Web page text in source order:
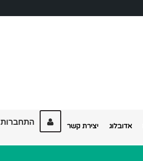
אדובלוג יצירת קשר התחברות